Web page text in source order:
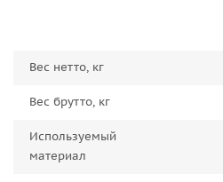
Вес нетто, кг
Вес брутто, кг
Используемый
материал